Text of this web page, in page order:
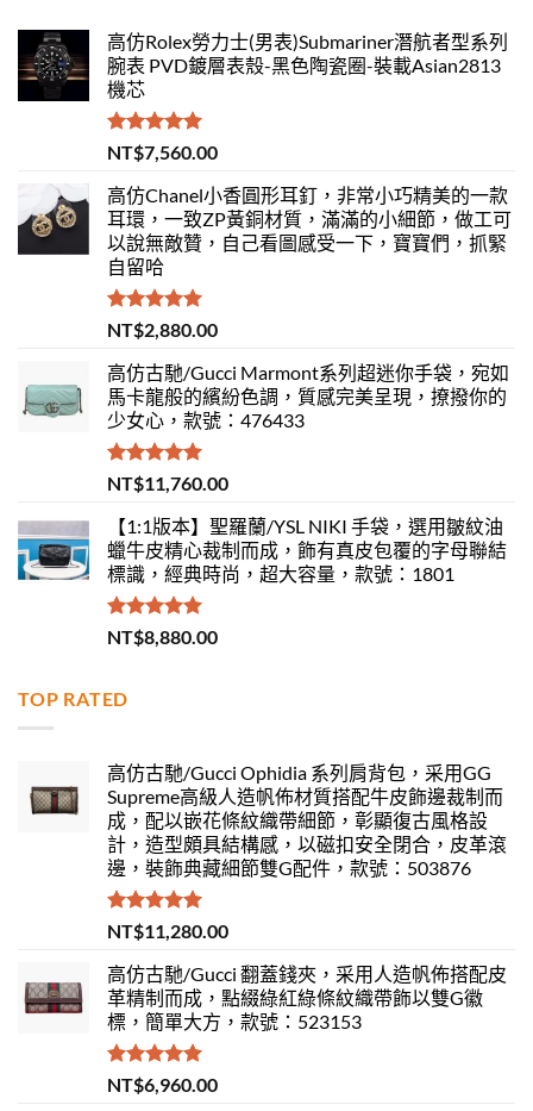
高仿Rolex勞力士(男表)Submariner潛航者型系列
腕表 PVD鍍層表殼-黑色陶瓷圈-裝載Asian2813
機芯
評分 5.00
滿分 5
NT$7,560.00
高仿Chanel小香圓形耳釘，非常小巧精美的一款
耳環，一致ZP黃銅材質，滿滿的小細節，做工可
以說無敵贊，自己看圖感受一下，寶寶們，抓緊
自留哈
評分 5.00
滿分 5
NT$2,880.00
高仿古馳/Gucci Marmont系列超迷你手袋，宛如
馬卡龍般的繽紛色調，質感完美呈現，撩撥你的
少女心，款號：476433
評分5.00
滿分 5
NT$11,760.00
【1:1版本】聖羅蘭/YSL NIKI 手袋，選用皺紋油
蠟牛皮精心裁制而成，飾有真皮包覆的字母聯結
標識，經典時尚，超大容量，款號：1801
評分 5.00
滿分 5
NT$8,880.00
TOP RATED
高仿古馳/Gucci Ophidia 系列肩背包，采用GG
Supreme高級人造帆佈材質搭配牛皮飾邊裁制而
成，配以嵌花條紋織帶細節，彰顯復古風格設
計，造型頗具結構感，以磁扣安全閉合，皮革滾
邊，裝飾典藏細節雙G配件，款號：503876
評分5.00
滿分 5
NT$11,280.00
高仿古馳/Gucci 翻蓋錢夾，采用人造帆佈搭配皮
革精制而成，點綴綠紅綠條紋織帶飾以雙G徽
標，簡單大方，款號：523153
評分 5.00
滿分 5
NT$6,960.00